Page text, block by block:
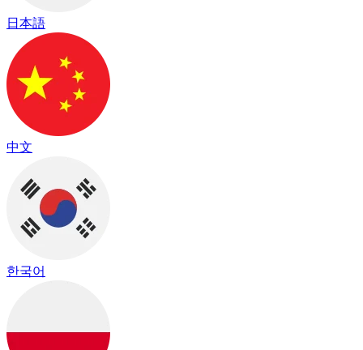
日本語
中文
한국어